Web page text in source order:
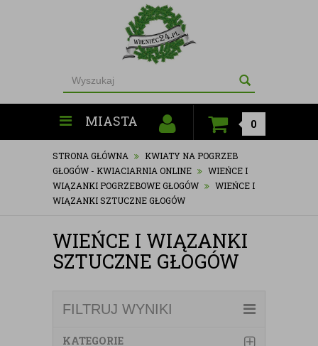
MIASTA 0
STRONA GŁÓWNA
KWIATY NA POGRZEB
GŁOGÓW - KWIACIARNIA ONLINE
WIEŃCE I
WIĄZANKI POGRZEBOWE GŁOGÓW
WIEŃCE I
WIĄZANKI SZTUCZNE GŁOGÓW
WIEŃCE I WIĄZANKI
SZTUCZNE GŁOGÓW
FILTRUJ WYNIKI
KATEGORIE